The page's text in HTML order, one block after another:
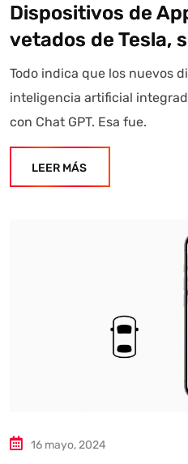
Dispositivos de
vetados de Tesla,
Todo indica que los nuevos
inteligencia artificial
con Chat GPT. Esa fue.
LEER MÁS
16 mayo, 2024
Estoy aquí para encontrar lo
buscando? "Este asistente con
información referencial que
Asistente con IA en desarrollo.
diariamente su exactitud."